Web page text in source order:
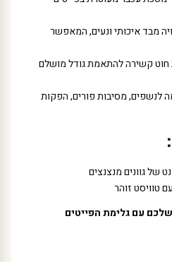
מבד איכותי ונעים, המאפשר
קשירה להתאמת גודל מושלם
לנשפים, מסיבות פורים, הפקות
של גוונים מנצנצים
טוויסט זוהר
עם גלימת הפייטים